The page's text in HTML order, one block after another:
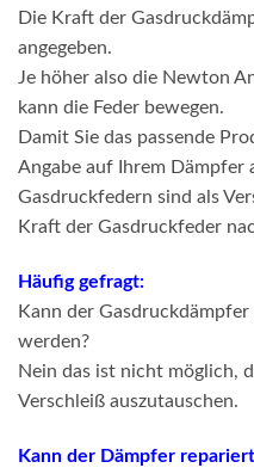
Die Kraft der
angegeben.
Je höher also die Newton
kann die Feder bewegen.
Damit Sie das passende
Angabe auf Ihrem Dämpfer
Gasdruckfedern sind als
Kraft der Gasdruckfeder
Häufig gefragt:
Kann der
werden?
Nein das ist nicht möglich,
Verschleiß auszutauschen.
Kann der Dämpfer